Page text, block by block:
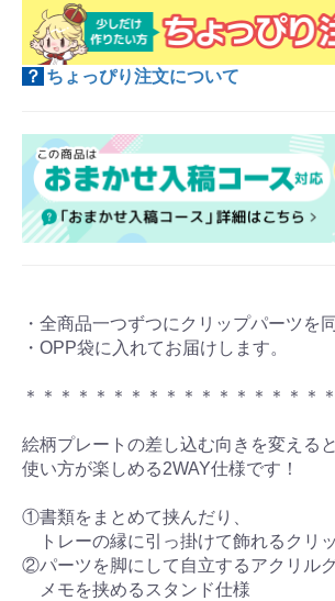
？ ちょっぴり注文について
・全商品一つずつにクリップパーツを同
・OPP袋に入れてお届けします。
＊＊＊＊＊＊＊＊＊＊＊＊＊＊＊＊＊
絵柄プレートの差し込む向きを変える
使い方が楽しめる2WAY仕様です！
①書類をまとめて挟んだり、
トレーの縁に引っ掛けて飾れるクリ
②パーツを脚にして自立するアクリルグ
メモを挟めるスタンド仕様